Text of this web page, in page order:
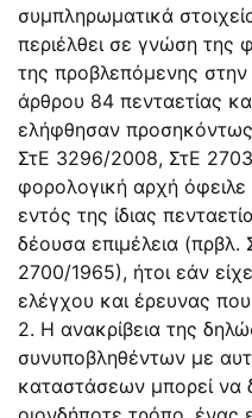
συμπληρωματικά
περιέλθει σε γνώση της
της προβλεπόμενης
άρθρου 84 πενταετίας
ελήφθησαν
ΣτΕ 3296/2008, ΣτΕ
φορολογική αρχή
εντός της ίδιας
δέουσα επιμέλεια
2700/1965), ήτοι εάν
ελέγχου και έρευνας
2. Η ανακρίβεια της
συνυποβληθέντων με
καταστάσεων μπορεί να